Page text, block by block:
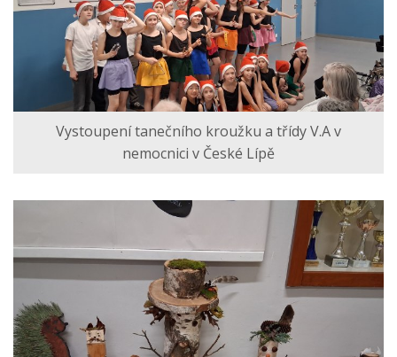
Vystoupení tanečního kroužku a třídy V.A v
nemocnici v České Lípě